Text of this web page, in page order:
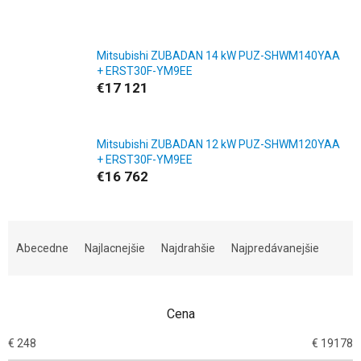
Mitsubishi ZUBADAN 14 kW PUZ-SHWM140YAA
+ ERST30F-YM9EE
€17 121
Mitsubishi ZUBADAN 12 kW PUZ-SHWM120YAA
+ ERST30F-YM9EE
€16 762
e
p
Abecedne Najlacnejšie Najdrahšie Najpredávanejšie
Cena
€ 248 € 19178